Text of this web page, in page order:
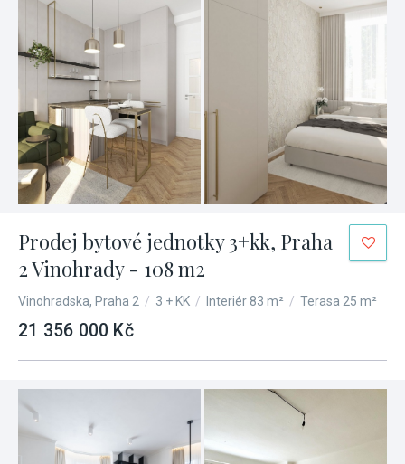
Prodej bytové jednotky 3+kk, Praha
2 Vinohrady - 108 m2
Vinohradska, Praha 2 / 3 + KK / Interiér 83 m² / Terasa 25 m²
21 356 000 Kč